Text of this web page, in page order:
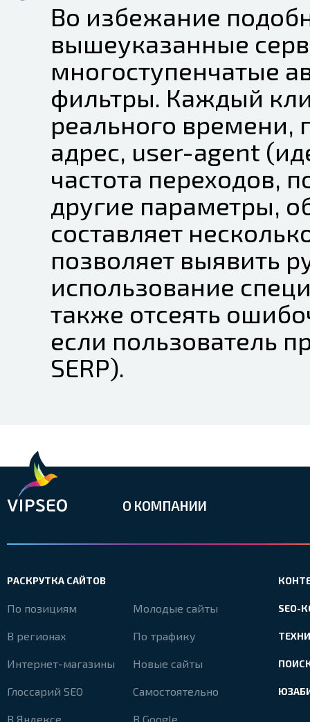
Во избежание
вышеуказанные
многоступенчатые
фильтры. Каждый
реального времени,
адрес, user-agent
частота переходов,
другие параметры,
составляет
позволяет выявить
использование
также отсеять
если пользователь
SERP).
О КОМПАНИИ
РАСКРУТКА САЙТОВ
По позициям Молодые сайты
В регионах По трафику
Интернет-магазины Новые сайты
Глоссарий SEO Самостоятельно
В Яндексе В Google
SEO-